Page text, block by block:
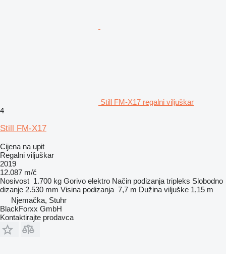
Still FM-X17 regalni viljuškar
4
Still FM-X17
Cijena na upit
Regalni viljuškar
2019
12.087 m/č
Nosivost 1.700 kg Gorivo elektro Način podizanja tripleks Slobodno
dizanje 2.530 mm Visina podizanja 7,7 m Dužina viljuške 1,15 m
Njemačka, Stuhr
BlackForxx GmbH
Kontaktirajte prodavca